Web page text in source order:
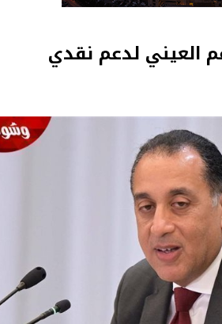
العيني لدعم نقدي